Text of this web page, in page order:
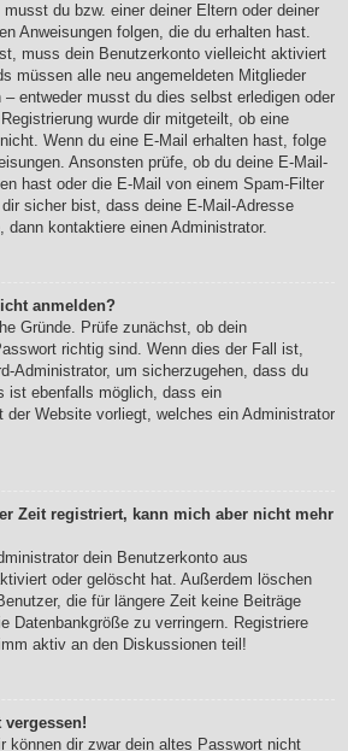
du bzw. einer deiner Eltern oder deiner
Anweisungen folgen, die du erhalten hast.
muss dein Benutzerkonto vielleicht aktiviert
müssen alle neu angemeldeten Mitglieder
entweder musst du dies selbst erledigen oder
wurde dir mitgeteilt, ob eine
Wenn du eine E-Mail erhalten hast, folge
Ansonsten prüfe, ob du deine E-Mail-
hast oder die E-Mail von einem Spam-Filter
sicher bist, dass deine E-Mail-Adresse
dann kontaktiere einen Administrator.
anmelden?
Gründe. Prüfe zunächst, ob dein
richtig sind. Wenn dies der Fall ist,
Administrator, um sicherzugehen, dass du
ist ebenfalls möglich, dass ein
der Website vorliegt, welches ein Administrator
Zeit registriert, kann mich aber nicht mehr
dein Benutzerkonto aus
oder gelöscht hat. Außerdem löschen
die für längere Zeit keine Beiträge
Datenbankgröße zu verringern. Registriere
aktiv an den Diskussionen teil!
vergessen!
können dir zwar dein altes Passwort nicht